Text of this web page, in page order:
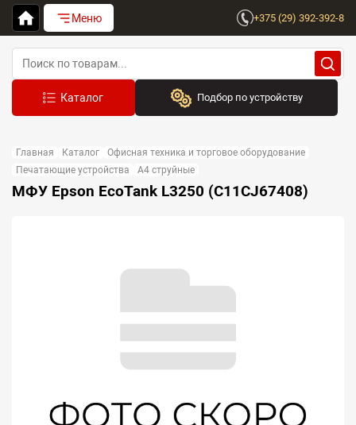
Меню +375 (29) 392-392-8
Подбор по устройству
Выберите бренд
Устройство:
Главная Каталог
Офисная техника и торговое оборудование
Печатающие устройства
A4 струйные
МФУ Epson EcoTank L3250 (C11CJ67408)